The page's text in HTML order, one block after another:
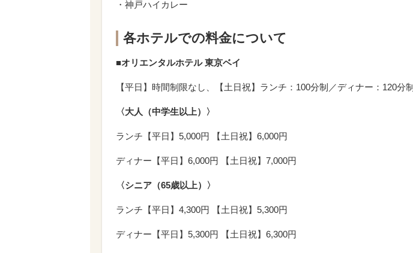
・神戸ハイカレー
各ホテルでの料金について
■オリエンタルホテル 東京ベイ
【平日】時間制限なし、【土日祝】ランチ：100分制／ディナー：120分制
〈大人（中学生以上）〉
ランチ【平日】5,000円 【土日祝】6,000円
ディナー【平日】6,000円 【土日祝】7,000円
〈シニア（65歳以上）〉
ランチ【平日】4,300円 【土日祝】5,300円
ディナー【平日】5,300円 【土日祝】6,300円